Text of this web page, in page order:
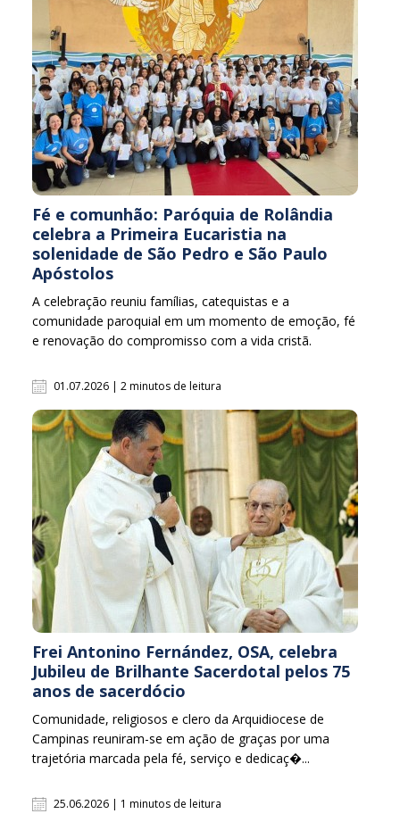
Fé e comunhão: Paróquia de Rolândia
celebra a Primeira Eucaristia na
solenidade de São Pedro e São Paulo
Apóstolos
A celebração reuniu famílias, catequistas e a
comunidade paroquial em um momento de emoção, fé
e renovação do compromisso com a vida cristã.
01.07.2026 | 2 minutos de leitura
Frei Antonino Fernández, OSA, celebra
Jubileu de Brilhante Sacerdotal pelos 75
anos de sacerdócio
Comunidade, religiosos e clero da Arquidiocese de
Campinas reuniram-se em ação de graças por uma
trajetória marcada pela fé, serviço e dedicaç�...
25.06.2026 | 1 minutos de leitura